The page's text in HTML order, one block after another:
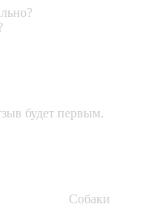
будет первым.
Собаки